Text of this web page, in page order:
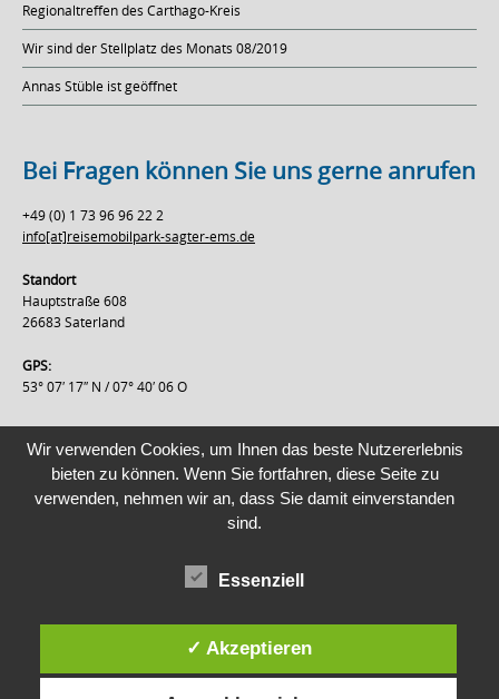
Regionaltreffen des Carthago-Kreis
Wir sind der Stellplatz des Monats 08/2019
Annas Stüble ist geöffnet
Bei Fragen können Sie uns gerne anrufen
+49 (0) 1 73 96 96 22 2
info[at]reisemobilpark-sagter-ems.de
Standort
Hauptstraße 608
26683 Saterland
GPS:
53° 07′ 17″ N / 07° 40′ 06 O
Copyright © 2026 Reisemobilpark Sagter Ems. All rights reserved.
Wir verwenden Cookies, um Ihnen das beste Nutzererlebnis
bieten zu können. Wenn Sie fortfahren, diese Seite zu
verwenden, nehmen wir an, dass Sie damit einverstanden
sind.
Essenziell
✓ Akzeptieren